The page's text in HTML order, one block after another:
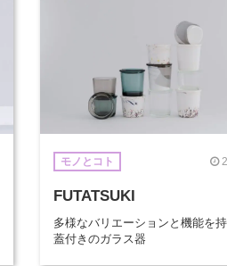
モノとコト
FUTATSUKI
多様なバリエーションと機能を持
蓋付きのガラス器